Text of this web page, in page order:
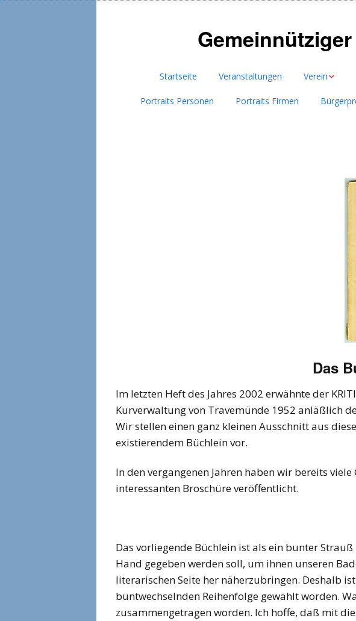
Startseite Veranstaltungen Verein
Vorstand
Portraits Personen Portraits Firmen
Das
Im letzten Heft des Jahres 2002 erwähnte der
Kurverwaltung von Travemünde 1952 anläßlich
Wir stellen einen ganz kleinen Ausschnitt aus
existierendem Büchlein vor.
In den vergangenen Jahren haben wir bereits
interessanten Broschüre veröffentlicht.
Das vorliegende Büchlein ist als ein bunter
Hand gegeben werden soll, um ihnen unseren
literarischen Seite her näherzubringen. Deshalb
buntwechselnden Reihenfolge gewählt worden.
zusammengetragen worden. Ich hoffe, daß mit